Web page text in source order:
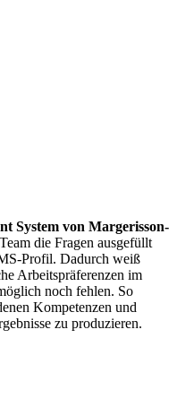
System von Margerisson-
die Fragen ausgefüllt
Profil. Dadurch weiß
Arbeitspräferenzen im
noch fehlen. So
Kompetenzen und
zu produzieren.